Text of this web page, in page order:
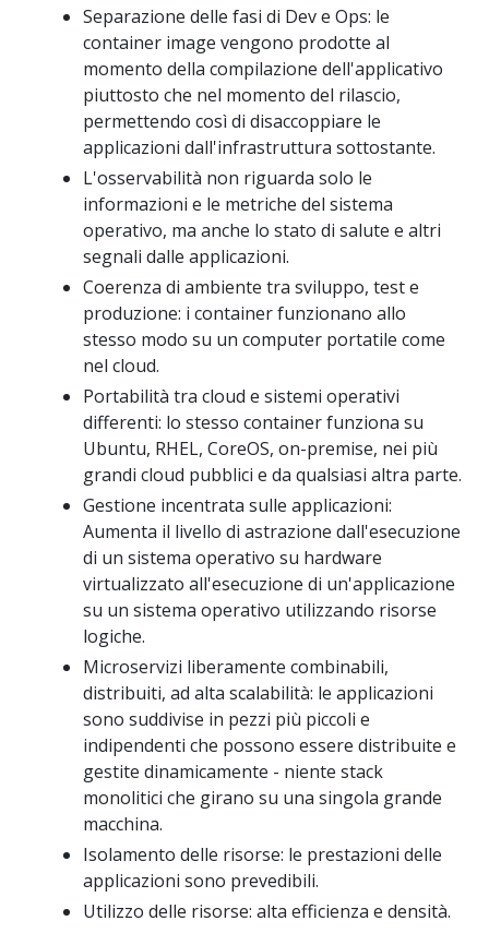
Separazione delle fasi di Dev e Ops: le
container image vengono prodotte al
momento della compilazione dell'applicativo
piuttosto che nel momento del rilascio,
permettendo così di disaccoppiare le
applicazioni dall'infrastruttura sottostante.
L'osservabilità non riguarda solo le
informazioni e le metriche del sistema
operativo, ma anche lo stato di salute e altri
segnali dalle applicazioni.
Coerenza di ambiente tra sviluppo, test e
produzione: i container funzionano allo
stesso modo su un computer portatile come
nel cloud.
Portabilità tra cloud e sistemi operativi
differenti: lo stesso container funziona su
Ubuntu, RHEL, CoreOS, on-premise, nei più
grandi cloud pubblici e da qualsiasi altra parte.
Gestione incentrata sulle applicazioni:
Aumenta il livello di astrazione dall'esecuzione
di un sistema operativo su hardware
virtualizzato all'esecuzione di un'applicazione
su un sistema operativo utilizzando risorse
logiche.
Microservizi liberamente combinabili,
distribuiti, ad alta scalabilità: le applicazioni
sono suddivise in pezzi più piccoli e
indipendenti che possono essere distribuite e
gestite dinamicamente - niente stack
monolitici che girano su una singola grande
macchina.
Isolamento delle risorse: le prestazioni delle
applicazioni sono prevedibili.
Utilizzo delle risorse: alta efficienza e densità.